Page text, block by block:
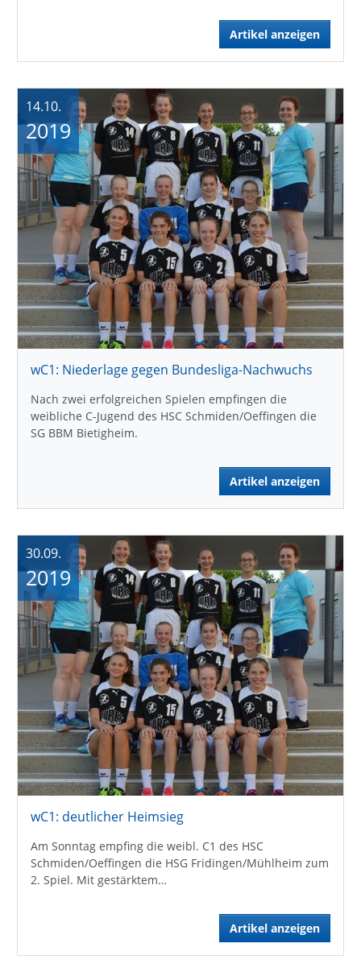
Artikel anzeigen
wC1: Niederlage gegen Bundesliga-Nachwuchs
Nach zwei erfolgreichen Spielen empfingen die
weibliche C-Jugend des HSC Schmiden/Oeffingen die
SG BBM Bietigheim.
Artikel anzeigen
14.10.
2019
wC1: deutlicher Heimsieg
Am Sonntag empfing die weibl. C1 des HSC
Schmiden/Oeffingen die HSG Fridingen/Mühlheim zum
2. Spiel. Mit gestärktem…
Artikel anzeigen
30.09.
2019